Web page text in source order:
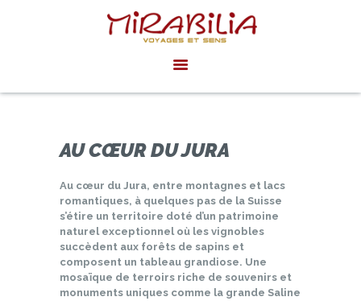
MIRABILIA VOYAGES
ACCUEIL
INSPIRATIONS
EXPÉRIENCES
PRIVÉES SUR
MESURE
AU CŒUR DU JURA
Au cœur du Jura, entre montagnes et lacs
romantiques, à quelques pas de la Suisse
s’étire un territoire doté d’un patrimoine
naturel exceptionnel où les vignobles
succèdent aux forêts de sapins et
composent un tableau grandiose. Une
mosaïque de terroirs riche de souvenirs et
monuments uniques comme la grande Saline